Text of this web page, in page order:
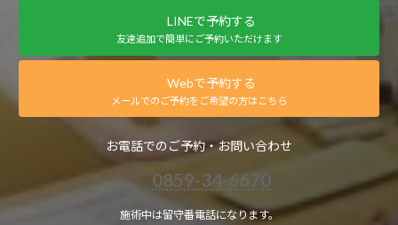
LINEで予約する
友達追加で簡単にご予約いただけます
Webで予約する
メールでのご予約をご希望の方はこちら
お電話でのご予約・お問い合わせ
0859-34-6670
施術中は留守番電話になります。